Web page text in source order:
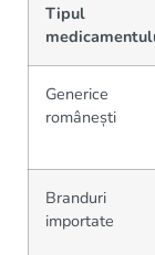
Tipul
Generice
românești
Branduri
importate